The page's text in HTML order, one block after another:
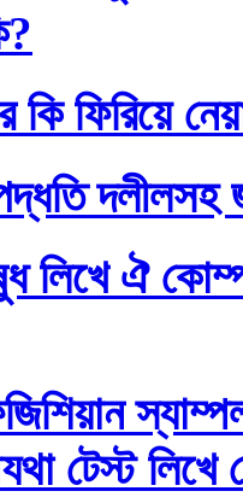
ফিরিয়ে
দলীলসহ
লিখে ঐ
টেস্ট লিখে